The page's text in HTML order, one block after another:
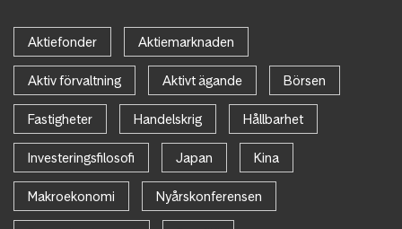
Aktiefonder Aktiemarknaden
Aktiv förvaltning Aktivt ägande Börsen
Fastigheter Handelskrig Hållbarhet
Investeringsfilosofi Japan Kina
Makroekonomi Nyårskonferensen